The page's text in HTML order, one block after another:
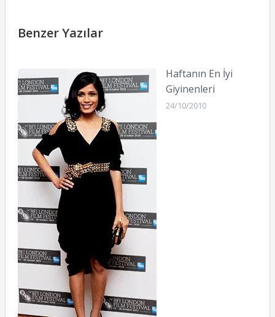
Benzer Yazılar
Haftanın En İyi
Giyinenleri
24/10/2010